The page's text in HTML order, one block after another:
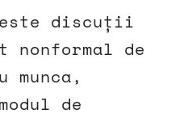
discuții
nonformal de
de